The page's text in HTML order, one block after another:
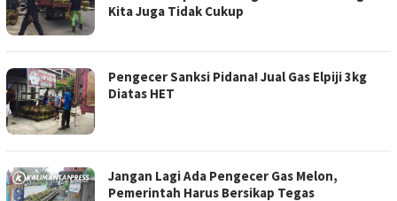
Kita Juga Tidak Cukup
Pengecer Sanksi Pidana! Jual Gas Elpiji 3kg
Diatas HET
Jangan Lagi Ada Pengecer Gas Melon,
Pemerintah Harus Bersikap Tegas